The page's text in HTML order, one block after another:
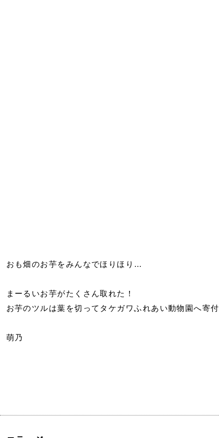
おも畑のお芋をみんなでほりほり…
まーるいお芋がたくさん取れた！
お芋のツルは葉を切ってタケガワふれあい動物園へ寄
萌乃